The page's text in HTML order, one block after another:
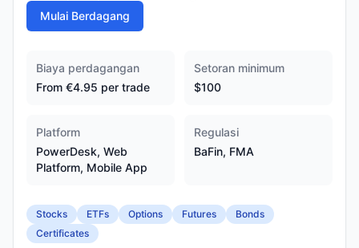
Mulai Berdagang
Biaya perdagangan
From €4.95 per trade
Setoran minimum
$100
Platform
PowerDesk, Web
Platform, Mobile App
Regulasi
BaFin, FMA
Stocks ETFs Options Futures
Bonds
Certificates